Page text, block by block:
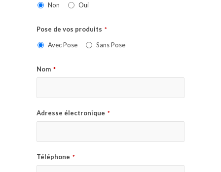
Non Oui
Pose de vos produits *
Avec Pose Sans Pose
Nom *
Adresse électronique *
Téléphone *